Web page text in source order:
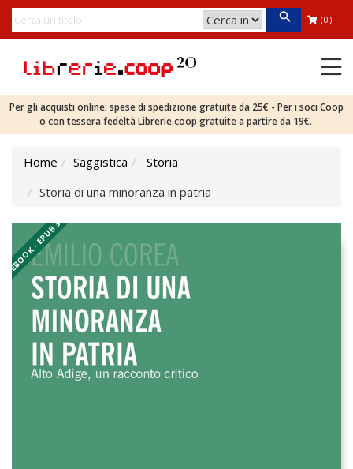
(0)
Per gli acquisti online: spese di spedizione gratuite da 25€ - Per i soci Coop
o con tessera fedeltà Librerie.coop gratuite a partire da 19€.
Home Saggistica
Storia
Storia di una minoranza in patria
EBOOK - EPUB 3